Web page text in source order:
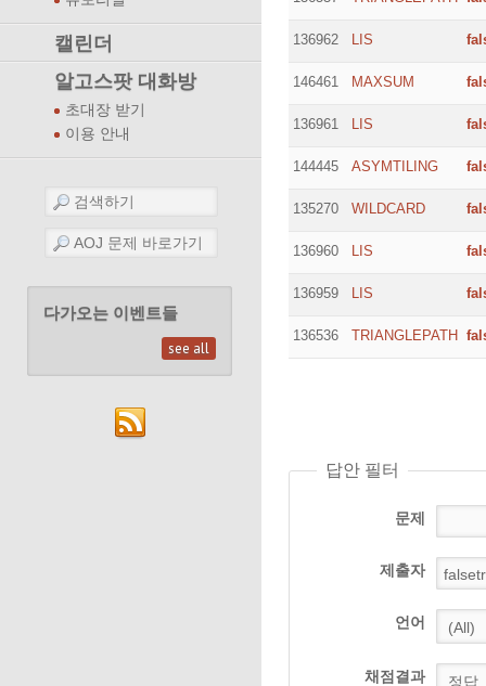
캘린더
알고스팟 대화방
초대장 받기
이용 안내
다가오는 이벤트들
see all
136962 LIS
146461 MAXSUM
136961 LIS
144445 ASYMTILING
135270 WILDCARD
136960 LIS
136959 LIS
136536 TRIANGLEPATH
답안 필터
문제
제출자
언어
채점결과